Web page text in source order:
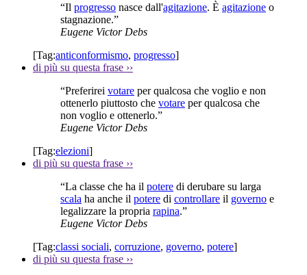
“Il progresso nasce dall'agitazione. È agitazione o
stagnazione.”
Eugene Victor Debs
[Tag:anticonformismo, progresso]
di più su questa frase ››
“Preferirei votare per qualcosa che voglio e non
ottenerlo piuttosto che votare per qualcosa che
non voglio e ottenerlo.”
Eugene Victor Debs
[Tag:elezioni]
di più su questa frase ››
“La classe che ha il potere di derubare su larga
scala ha anche il potere di controllare il governo e
legalizzare la propria rapina.”
Eugene Victor Debs
[Tag:classi sociali, corruzione, governo, potere]
di più su questa frase ››